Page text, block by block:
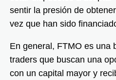
sentir la presión de
vez que han sido
En general, FTMO es una
traders que buscan una
con un capital mayor y